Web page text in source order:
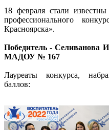
18 февраля стали
профессионального
Красноярска».
Победитель - Селиванова
МАДОУ № 167
Лауреаты конкурса,
баллов: